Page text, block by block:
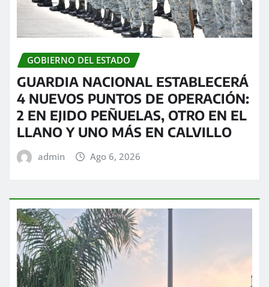
GOBIERNO DEL ESTADO
GUARDIA NACIONAL ESTABLECERÁ
4 NUEVOS PUNTOS DE OPERACIÓN:
2 EN EJIDO PEÑUELAS, OTRO EN EL
LLANO Y UNO MÁS EN CALVILLO
admin Ago 6, 2026